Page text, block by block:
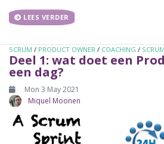
LEES VERDER
SCRUM / PRODUCT OWNER / COACHING /
Deel 1: wat doet een
een dag?
Mon 3 May 2021
Miquel Moonen